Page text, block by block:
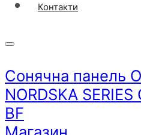
Контакти
Сонячна панель
NORDSKA
BF